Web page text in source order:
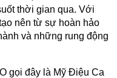
thời gian qua. Với
nên từ sự hoàn hảo
và những rung động
gọi đây là Mỹ Điệu Ca